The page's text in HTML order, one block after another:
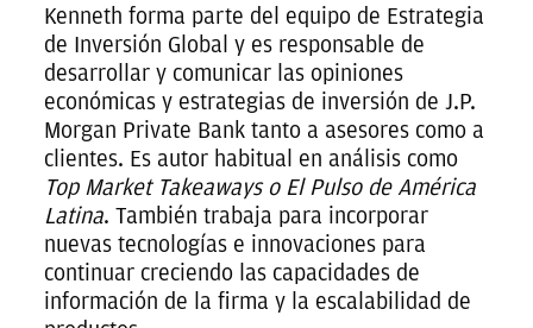
Kenneth forma parte del equipo de Estrategia
de Inversión Global y es responsable de
desarrollar y comunicar las opiniones
económicas y estrategias de inversión de J.P.
Morgan Private Bank tanto a asesores como a
clientes. Es autor habitual en análisis como
Top Market Takeaways o El Pulso de América
Latina. También trabaja para incorporar
nuevas tecnologías e innovaciones para
continuar creciendo las capacidades de
información de la firma y la escalabilidad de